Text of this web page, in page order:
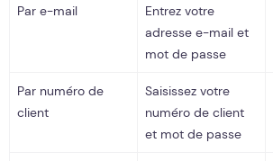
Par e-mail
Entrez votre
adresse e-mail et
mot de passe
Par numéro de
client
Saisissez votre
numéro de client
et mot de passe